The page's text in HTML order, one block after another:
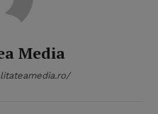
Media